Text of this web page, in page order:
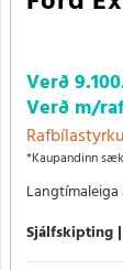
Verð
Verð m/
*Kaupandinn
Sjálfskipting